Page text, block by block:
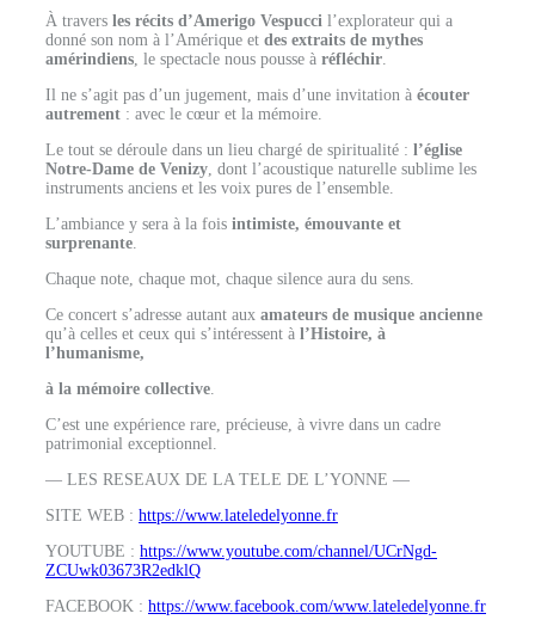
À travers les récits d’Amerigo Vespucci l’explorateur qui a
donné son nom à l’Amérique et des extraits de mythes
amérindiens, le spectacle nous pousse à réfléchir.
Il ne s’agit pas d’un jugement, mais d’une invitation à écouter
autrement : avec le cœur et la mémoire.
Le tout se déroule dans un lieu chargé de spiritualité : l’église
Notre-Dame de Venizy, dont l’acoustique naturelle sublime les
instruments anciens et les voix pures de l’ensemble.
L’ambiance y sera à la fois intimiste, émouvante et
surprenante.
Chaque note, chaque mot, chaque silence aura du sens.
Ce concert s’adresse autant aux amateurs de musique ancienne
qu’à celles et ceux qui s’intéressent à l’Histoire, à
l’humanisme,
à la mémoire collective.
C’est une expérience rare, précieuse, à vivre dans un cadre
patrimonial exceptionnel.
— LES RESEAUX DE LA TELE DE L’YONNE —
SITE WEB : https://www.lateledelyonne.fr
YOUTUBE : https://www.youtube.com/channel/UCrNgd-
ZCUwk03673R2edklQ
FACEBOOK : https://www.facebook.com/www.lateledelyonne.fr